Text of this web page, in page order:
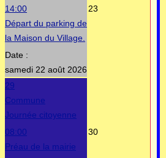
14:00
Départ du parking de
la Maison du Village.
Date :
samedi 22 août 2026
23
29
Commune
Journée citoyenne
08:00
Préau de la mairie
30